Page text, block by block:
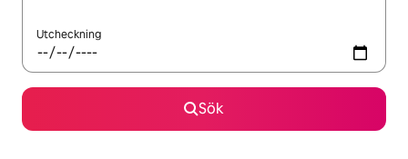
Utcheckning
Sök